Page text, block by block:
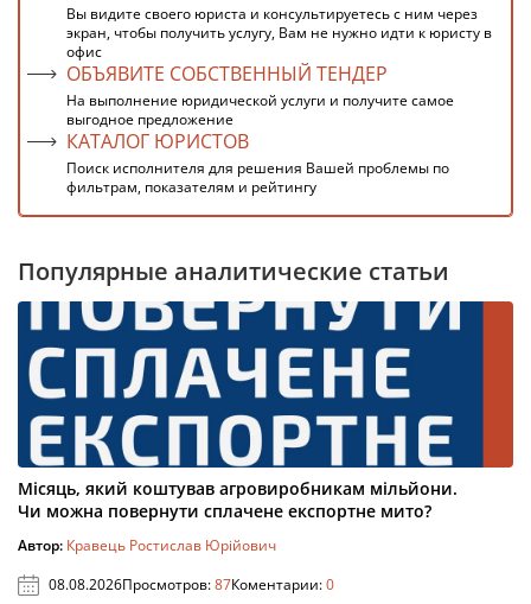
Вы видите своего юриста и консультируетесь с ним через
экран, чтобы получить услугу, Вам не нужно идти к юристу в
офис
ОБЪЯВИТЕ СОБСТВЕННЫЙ ТЕНДЕР
На выполнение юридической услуги и получите самое
выгодное предложение
КАТАЛОГ ЮРИСТОВ
Поиск исполнителя для решения Вашей проблемы по
фильтрам, показателям и рейтингу
Популярные аналитические статьи
Місяць, який коштував агровиробникам мільйони.
Чи можна повернути сплачене експортне мито?
Автор: Кравець Ростислав Юрійович
08.08.2026Просмотров:87Коментарии:0